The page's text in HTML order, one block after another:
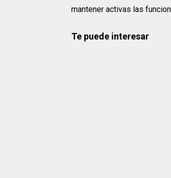
mantener activas las
Te puede interesar